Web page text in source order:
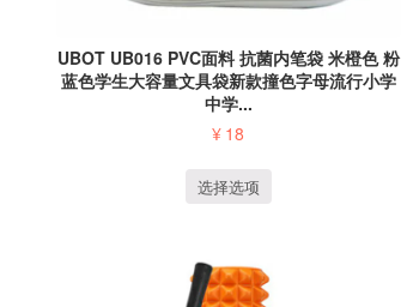
UBOT UB016 PVC面料 抗菌内笔袋 米橙色 粉
蓝色学生大容量文具袋新款撞色字母流行小学
中学...
¥ 18
选择选项